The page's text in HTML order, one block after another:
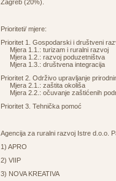
Zagreb (20%).
Prioriteti/ mjere:
Prioritet 1. Gospodarski i društveni
Mjera 1.1.: turizam i ruralni razvoj
Mjera 1.2.: razvoj poduzetništva
Mjera 1.3.: društvena integracija
Prioritet 2. Održivo upravljanje
Mjera 2.1.: zaštita okoliša
Mjera 2.2.: očuvanje zaštićenih
Prioritet 3. Tehnička pomoć
Agencija za ruralni razvoj Istre d.o.o.
1) APRO
2) VIIP
3) NOVA KREATIVA